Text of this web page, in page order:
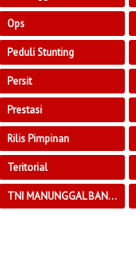
Ops
Peduli Stunting
Persit
Prestasi
Rilis Pimpinan
Teritorial
TNI MANUNGGAL BANGUN DESA